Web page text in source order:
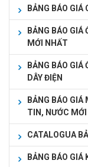
BẢNG BÁO
BẢNG BÁO GIÁ
MỚI NHẤT
BẢNG BÁO GIÁ
DÂY ĐIỆN
BẢNG BÁO
TIN, NƯỚC
CATALOGUA
BẢNG BÁO